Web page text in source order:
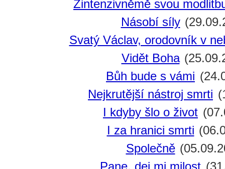
Zintenzivněmě svou
Násobí síly
Svatý Václav, orodovník v
Vidět Boha
Bůh bude s vámi
Nejkrutější nástroj smrti
I kdyby šlo o život
I za hranici smrti
Společně